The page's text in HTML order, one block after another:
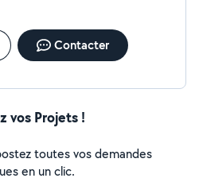
Contacter
vos Projets !
toutes vos demandes
en un clic.